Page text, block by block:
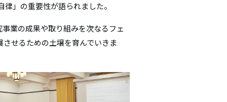
」の重要性が語られました。
業の成果や取り組みを次なるフェ
せるための土壌を育んでいきま